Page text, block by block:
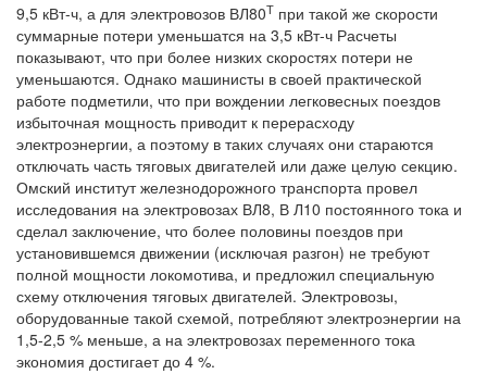
9,5 кВт-ч, а для электровозов ВЛ80Т при такой же скорости
суммарные потери уменьшатся на 3,5 кВт-ч Расчеты
показывают, что при более низких скоростях потери не
уменьшаются. Однако машинисты в своей практической
работе подметили, что при вождении легковесных поездов
избыточная мощность приводит к перерасходу
электроэнергии, а поэтому в таких случаях они стараются
отключать часть тяговых двигателей или даже целую секцию.
Омский институт железнодорожного транспорта провел
исследования на электровозах ВЛ8, В Л10 постоянного тока и
сделал заключение, что более половины поездов при
установившемся движении (исключая разгон) не требуют
полной мощности локомотива, и предложил специальную
схему отключения тяговых двигателей. Электровозы,
оборудованные такой схемой, потребляют электроэнергии на
1,5-2,5 % меньше, а на электровозах переменного тока
экономия достигает до 4 %.